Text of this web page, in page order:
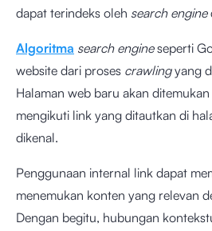
dapat terindeks oleh search engine
Algoritma search engineseperti
website dari proses crawlingyang
Halaman web baru akan
mengikuti link yang ditautkan di
dikenal.
Penggunaan internal link dapat
menemukan konten yang relevan
Dengan begitu, hubungan